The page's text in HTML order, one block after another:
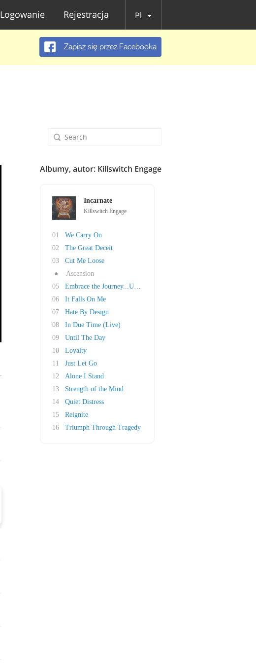
Logowanie Rejestracja Pl
Zapisz się przez Facebooka
Albumy, autor: Killswitch Engage
Incarnate
Killswitch Engage
01
We Carry On
02
The Great Deceit
03
Cut Me Loose
●
Ascension
05
Embrace the Journey...Upraised
06
It Falls On Me
07
Hate By Design
08
In Due Time (Live)
09
Until The Day
10
Loyalty
11
Just Let Go
12
Alone I Stand
13
Strength of the Mind
14
Quiet Distress
15
Reignite
16
Triumph Through Tragedy